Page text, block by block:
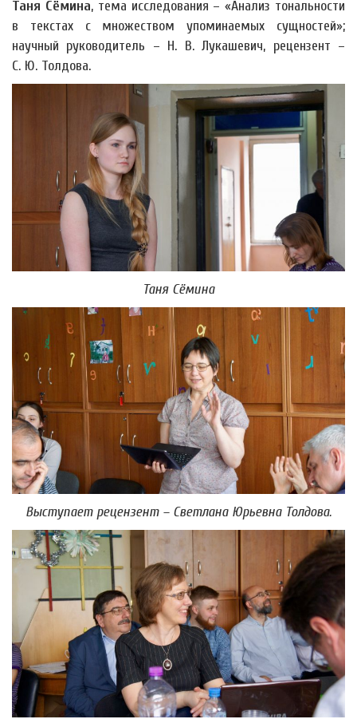
Таня Сёмина, тема исследования – «Анализ тональности
в текстах с множеством упоминаемых сущностей»;
научный руководитель – Н. В. Лукашевич, рецензент –
С. Ю. Толдова.
Таня Сёмина
Выступает рецензент – Светлана Юрьевна Толдова.